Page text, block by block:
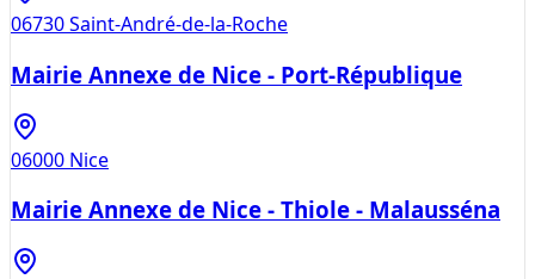
06730Saint-André-de-la-Roche
Mairie Annexe de Nice - Port-République
06000 Nice
Mairie Annexe de Nice - Thiole - Malausséna